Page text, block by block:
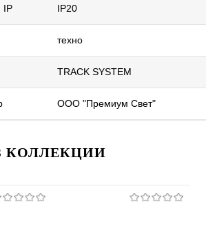
IP IP20
техно
TRACK SYSTEM
ООО "Премиум Свет"
КОЛЛЕКЦИИ